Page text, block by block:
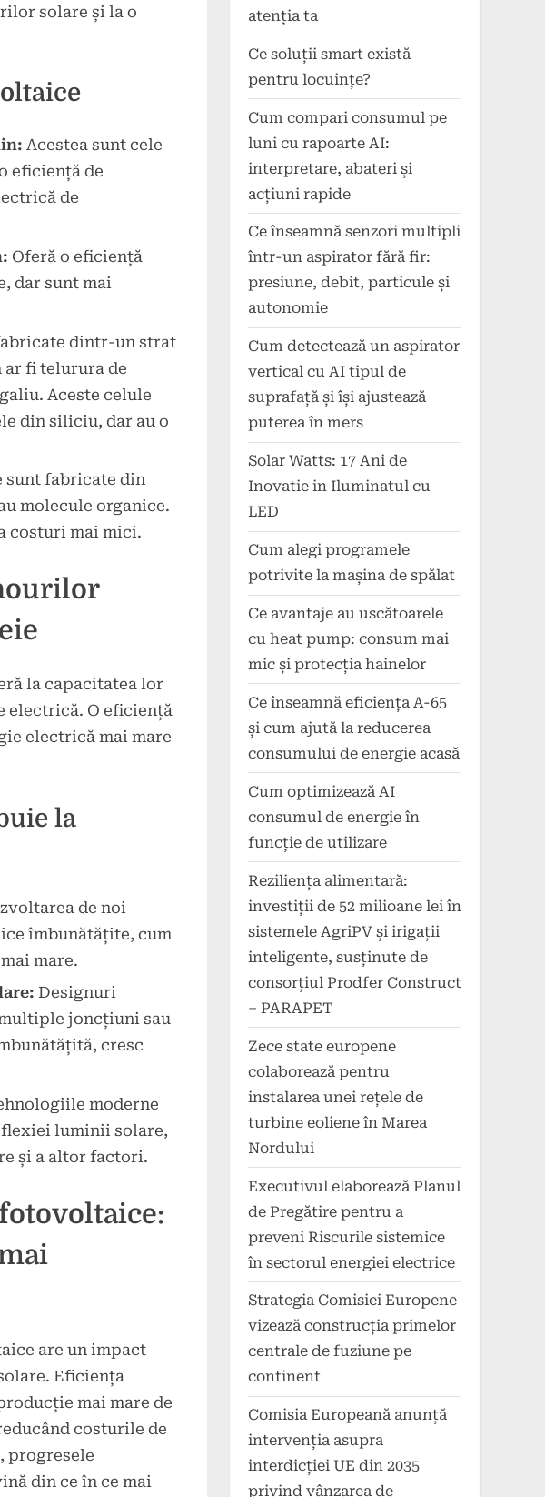
solare și la o
Acestea sunt cele
eficiență de
de
Oferă o eficiență
dar sunt mai
dintr-un strat
ar fi telurura de
Aceste celule
din siliciu, dar au o
sunt fabricate din
molecule organice.
costuri mai mici.
la capacitatea lor
electrică. O eficiență
electrică mai mare
la
de noi
îmbunătățite, cum
mare.
Designuri
joncțiuni sau
cresc
moderne
luminii solare,
și a altor factori.
are un impact
Eficiența
mai mare de
costurile de
progresele
din ce în ce mai
atenția ta
Ce soluții smart există
pentru locuințe?
Cum compari consumul pe
luni cu rapoarte AI:
interpretare, abateri și
acțiuni rapide
Ce înseamnă senzori multipli
într-un aspirator fără fir:
presiune, debit, particule și
autonomie
Cum detectează un aspirator
vertical cu AI tipul de
suprafață și își ajustează
puterea în mers
Solar Watts: 17 Ani de
Inovatie in Iluminatul cu
LED
Cum alegi programele
potrivite la mașina de spălat
Ce avantaje au uscătoarele
cu heat pump: consum mai
mic și protecția hainelor
Ce înseamnă eficiența A-65
și cum ajută la reducerea
consumului de energie acasă
Cum optimizează AI
consumul de energie în
funcție de utilizare
Reziliența alimentară:
investiții de 52 milioane lei în
sistemele AgriPV și irigații
inteligente, susținute de
consorțiul Prodfer Construct
– PARAPET
Zece state europene
colaborează pentru
instalarea unei rețele de
turbine eoliene în Marea
Nordului
Executivul elaborează Planul
de Pregătire pentru a
preveni Riscurile sistemice
în sectorul energiei electrice
Strategia Comisiei Europene
vizează construcția primelor
centrale de fuziune pe
continent
Comisia Europeană anunță
intervenția asupra
interdicției UE din 2035
privind vânzarea de